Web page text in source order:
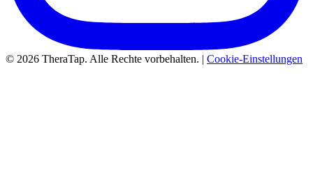
© 2026 TheraTap. Alle Rechte vorbehalten. | Cookie-Einstellungen